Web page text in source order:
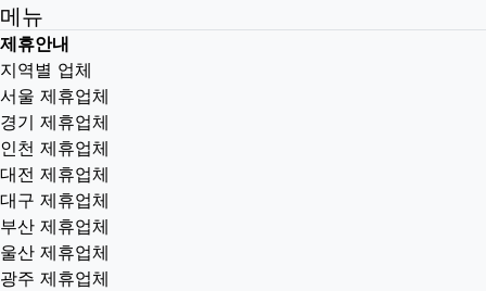
메뉴
제휴안내
지역별 업체
서울 제휴업체
경기 제휴업체
인천 제휴업체
대전 제휴업체
대구 제휴업체
부산 제휴업체
울산 제휴업체
광주 제휴업체